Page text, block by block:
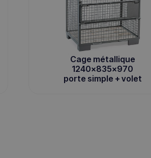
Cage métallique
1240x835x970
porte simple + volet